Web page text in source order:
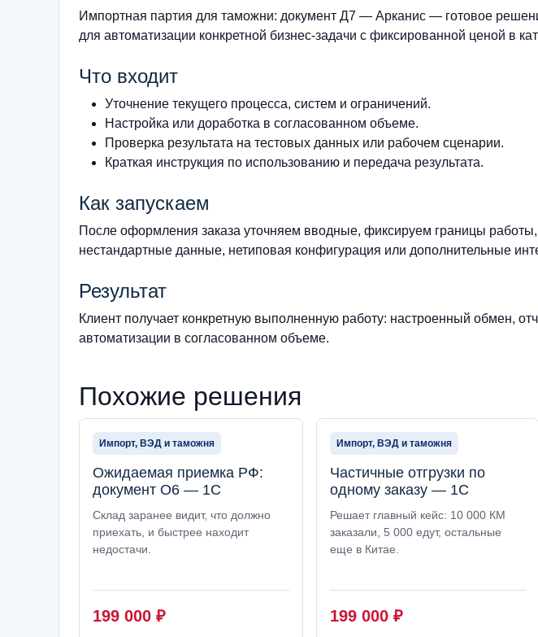
Импортная партия для таможни: документ Д7 — Арканис — готовое
для автоматизации конкретной бизнес-задачи с фиксированной ценой в
Что входит
Уточнение текущего процесса, систем и ограничений.
Настройка или доработка в согласованном объеме.
Проверка результата на тестовых данных или рабочем сценарии.
Краткая инструкция по использованию и передача результата.
Как запускаем
После оформления заказа уточняем вводные, фиксируем границы
нестандартные данные, нетиповая конфигурация или дополнительные
Результат
Клиент получает конкретную выполненную работу: настроенный обмен,
автоматизации в согласованном объеме.
Похожие решения
Импорт, ВЭД и таможня
Ожидаемая приемка РФ:
документ О6 — 1С
Склад заранее видит, что должно
приехать, и быстрее находит
недостачи.
199 000 ₽
Импорт, ВЭД и таможня
Частичные отгрузки по
одному заказу — 1С
Решает главный кейс: 10 000 КМ
заказали, 5 000 едут, остальные
еще в Китае.
199 000 ₽